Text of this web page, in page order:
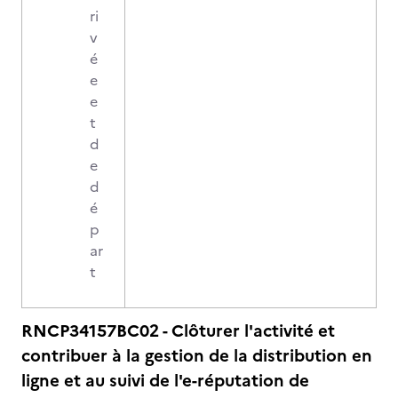
ri
v
é
e
e
t
d
e
d
é
p
ar
t
RNCP34157BC02 - Clôturer l'activité et
contribuer à la gestion de la distribution en
ligne et au suivi de l'e-réputation de